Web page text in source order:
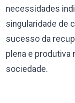
necessidades
singularidade de
sucesso da
plena e produtiva
sociedade.